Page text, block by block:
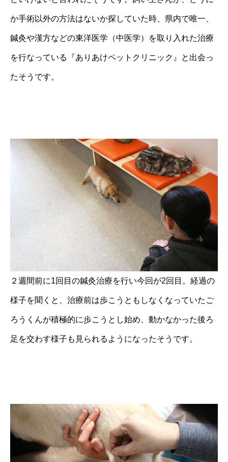
か手術以外の方法はないか探していた時、県内で唯一、
鍼灸や漢方などの東洋医学（中医学）を取り入れた治療
を行なっている『ありあけペットクリニック』と出会っ
たそうです。
２週間前に1回目の鍼灸治療を行い今回が2回目。経過の
様子を聞くと、治療前は歩こうともしなくなっていたご
ろうくんが積極的に歩こうとし始め、動かなかった後ろ
足を交わす様子も見られるようになったそうです。